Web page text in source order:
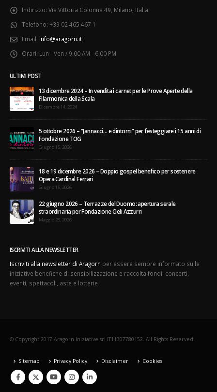
Indirizzo: Via Vittoria Colonna 49, Milano, Italia
Telefono: +39 02 465 467 1
Email: Info@aragorn.it
Orari: Lun - Ven / 9:00 AM - 6:00 PM
ULTIMI POST
13 dicembre 2024 – In vendita i carnet per le Prove Aperte della
Filarmonica della Scala
Dicembre 14, 2024
5 ottobre 2026 – “Jannacci… e dintorni” per festeggiare i 15 anni di
Fondazione TOG
Giugno 15, 2026
18 e 19 dicembre 2026 – Doppio gospel benefico per sostenere
Opera Cardinal Ferrari
Giugno 15, 2026
22 giugno 2026 – Terrazze del Duomo: apertura serale
straordinaria per Fondazione Cieli Azzurri
Maggio 28, 2026
ISCRIVITI ALLA NEWSLETTER
Iscriviti alla newsletter di Aragorn per essere sempre informato sulle
iniziative benefiche di sensibilizzazione e raccolta fondi: concerti,
eventi, spettacoli, aste e lotterie
© Copyright 2017 Aragorn Iniziative srl IT11307780152. All Rights Reserved.
Sitemap Privacy Policy Disclaimer Cookies